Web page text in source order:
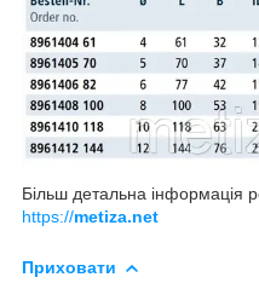
Більш детальна інформація
https://metiza.net
Приховати